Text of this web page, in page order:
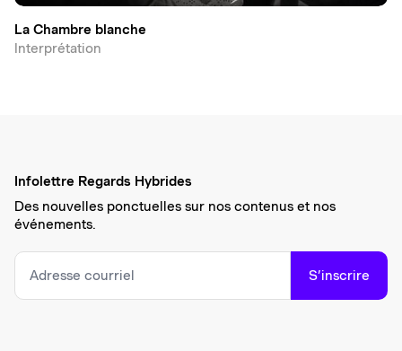
La Chambre blanche
Interprétation
Infolettre Regards Hybrides
Des nouvelles ponctuelles sur nos contenus et nos
événements.
S’inscrire